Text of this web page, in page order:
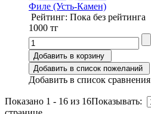
Филе (Усть-Камен)
Рейтинг: Пока без рейтинга
1000 тг
Добавить в корзину
Добавить в список пожеланий
Добавить в список сравнения
Показано 1 - 16 из 16Показывать: